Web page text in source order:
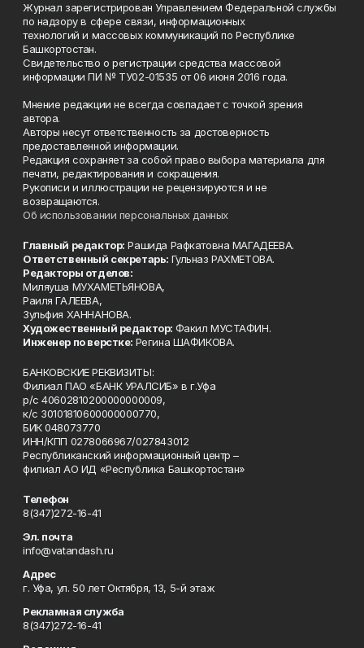
Журнал зарегистрирован Управлением Федеральной службы
по надзору в сфере связи, информационных
технологий и массовых коммуникаций по Республике
Башкортостан.
Свидетельство о регистрации средства массовой
информации ПИ № ТУ02-01535 от 06 июня 2016 года.
Мнение редакции не всегда совпадает с точкой зрения
автора.
Авторы несут ответственность за достоверность
предоставленной информации.
Редакция сохраняет за собой право выбора материала для
печати, редактирования и сокращения.
Рукописи и иллюстрации не рецензируются и не
возвращаются.
Об использовании персональных данных
Главный редактор: Рашида Рафкатовна МАГАДЕЕВА.
Ответственный секретарь: Гульназ РАХМЕТОВА.
Редакторы отделов:
Миляуша МУХАМЕТЬЯНОВА,
Раиля ГАЛЕЕВА,
Зульфия ХАННАНОВА.
Художественный редактор: Факил МУСТАФИН.
Инженер по верстке: Регина ШАФИКОВА.
БАНКОВСКИЕ РЕКВИЗИТЫ:
Филиал ПАО «БАНК УРАЛСИБ» в г.Уфа
р/с 40602810200000000009,
к/с 30101810600000000770,
БИК 048073770
ИНН/КПП 0278066967/027843012
Республиканский информационный центр –
филиал АО ИД «Республика Башкортостан»
Телефон
8(347)272-16-41
Эл. почта
info@vatandash.ru
Адрес
г. Уфа, ул. 50 лет Октября, 13, 5-й этаж
Рекламная служба
8(347)272-16-41